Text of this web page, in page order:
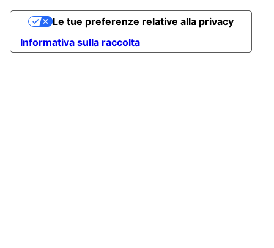
Informativa sulla raccolta
Le tue preferenze relative alla privacy